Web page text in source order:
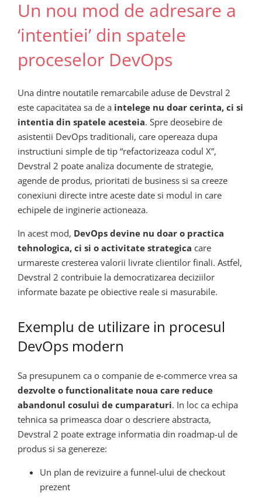
Un nou mod de adresare a
‘intentiei’ din spatele
proceselor DevOps
Una dintre noutatile remarcabile aduse de Devstral 2
este capacitatea sa de a intelege nu doar cerinta, ci si
intentia din spatele acesteia. Spre deosebire de
asistentii DevOps traditionali, care opereaza dupa
instructiuni simple de tip “refactorizeaza codul X”,
Devstral 2 poate analiza documente de strategie,
agende de produs, prioritati de business si sa creeze
conexiuni directe intre aceste date si modul in care
echipele de inginerie actioneaza.
In acest mod, DevOps devine nu doar o practica
tehnologica, ci si o activitate strategica care
urmareste cresterea valorii livrate clientilor finali. Astfel,
Devstral 2 contribuie la democratizarea deciziilor
informate bazate pe obiective reale si masurabile.
Exemplu de utilizare in procesul
DevOps modern
Sa presupunem ca o companie de e-commerce vrea sa
dezvolte o functionalitate noua care reduce
abandonul cosului de cumparaturi. In loc ca echipa
tehnica sa primeasca doar o descriere abstracta,
Devstral 2 poate extrage informatia din roadmap-ul de
produs si sa genereze:
Un plan de revizuire a funnel-ului de checkout
prezent